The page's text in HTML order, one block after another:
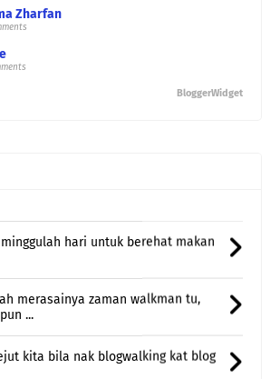
Zharfan
BloggerWidget
merasainya zaman walkman tu,
...
kita bila nak blogwalking kat blog
Dapur Kak SA dah siap lama
dah pu ...